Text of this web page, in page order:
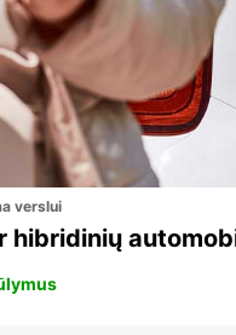
verslui
hibridinių